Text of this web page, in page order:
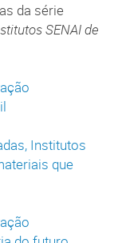
da série
SENAI de
Institutos
que